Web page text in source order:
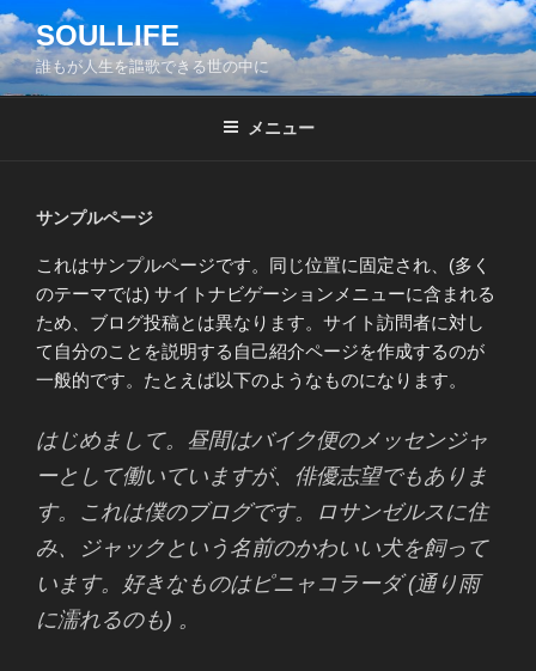
コ
ン
テ
ン
SOULLIFE
誰もが人生を謳歌できる世の中に
メニュー
サンプルページ
これはサンプルページです。同じ位置に固定され、(多く
のテーマでは) サイトナビゲーションメニューに含まれる
ため、ブログ投稿とは異なります。サイト訪問者に対し
て自分のことを説明する自己紹介ページを作成するのが
一般的です。たとえば以下のようなものになります。
はじめまして。昼間はバイク便のメッセンジャ
ーとして働いていますが、俳優志望でもありま
す。これは僕のブログです。ロサンゼルスに住
み、ジャックという名前のかわいい犬を飼って
います。好きなものはピニャコラーダ (通り雨
に濡れるのも) 。